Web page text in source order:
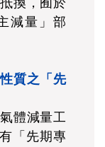
換，囿於
減量」部
質之「先
體減量工
「先期專